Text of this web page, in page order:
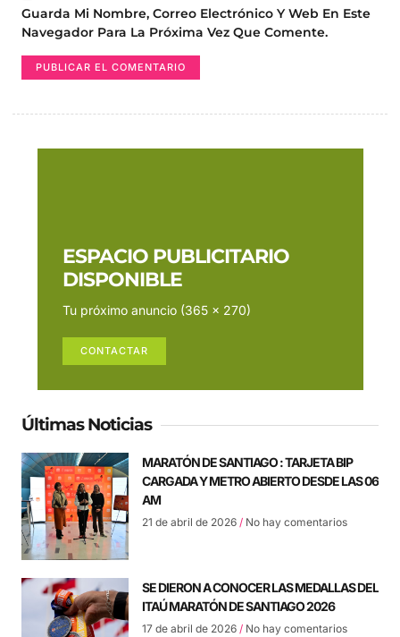
Guarda Mi Nombre, Correo Electrónico Y Web En Este
Navegador Para La Próxima Vez Que Comente.
ESPACIO PUBLICITARIO
DISPONIBLE
Tu próximo anuncio (365 x 270)
CONTACTAR
Últimas Noticias
MARATÓN DE SANTIAGO : TARJETA BIP
CARGADA Y METRO ABIERTO DESDE LAS 06
AM
21 de abril de 2026 No hay comentarios
SE DIERON A CONOCER LAS MEDALLAS DEL
ITAÚ MARATÓN DE SANTIAGO 2026
17 de abril de 2026 No hay comentarios